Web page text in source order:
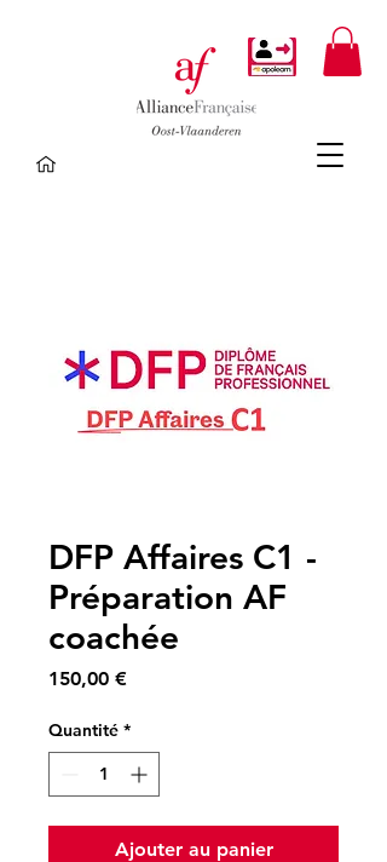
DFP Affaires C1 -
Préparation AF
coachée
150,00 €Prix
Quantité *
Ajouter au panier